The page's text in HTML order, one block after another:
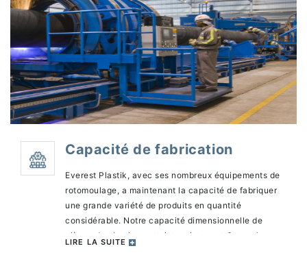
Capacité de fabrication
Everest Plastik, avec ses nombreux équipements de
rotomoulage, a maintenant la capacité de fabriquer
une grande variété de produits en quantité
considérable. Notre capacité dimensionnelle de
pièces de plastique atteint maintenant 6m sur la
LIRE LA SUITE